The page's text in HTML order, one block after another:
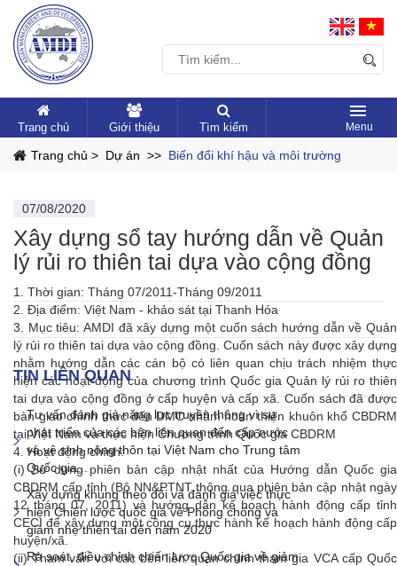
Trang chủ Giới thiệu Tìm kiếm
Trang chủ > Dự án >> Biến đổi khí hậu và môi trường
07/08/2020
Xây dựng sổ tay hướng dẫn về Quản
lý rủi ro thiên tai dựa vào cộng đồng
1. Thời gian: Tháng 07/2011-Tháng 09/2011
2. Địa điểm: Việt Nam - khảo sát tại Thanh Hóa
3. Mục tiêu: AMDI đã xây dựng một cuốn sách hướng dẫn về Quản
lý rủi ro thiên tai dựa vào cộng đồng. Cuốn sách này được xây dựng
nhằm hướng dẫn các cán bộ có liên quan chịu trách nhiệm thực
hiện các hoạt động của chương trình Quốc gia Quản lý rủi ro thiên
tai dựa vào cộng đồng ở cấp huyện và cấp xã. Cuốn sách đã được
bàn giao chính thức đến DMC nhằm hoàn thiện khuôn khổ CBDRM
tại Việt Nam và thực hiện Chương trình Quốc gia CBDRM
4. Hoạt động chính:
(i) Sử dựng phiên bản cập nhật nhất của Hướng dẫn Quốc gia
CBDRM cấp tỉnh (Bộ NN&PTNT thông qua phiên bản cập nhật ngày
12 tháng 07, 2011) và hướng dẫn kế hoạch hành động cấp tỉnh
CECI để xây dựng một công cụ thực hành kế hoạch hành động cấp
huyện/xã.
(ii) Tham vấn với các bên liên quan chính tham gia VCA cấp Quốc
TIN LIÊN QUAN
Tư vấn đánh giá năng lực truyền thông vì sự
phát triển của các bên liên quan đến cấp nước
và vệ sinh nông thôn tại Việt Nam cho Trung tâm
Quốc gia...
Xây dựng khung theo dõi và đánh giá việc thực
hiện Chiến lược quốc gia về Phòng chống và
giảm nhẹ thiên tai đến năm 2020
Rà soát, điều chỉnh chiến lược Quốc gia về giảm